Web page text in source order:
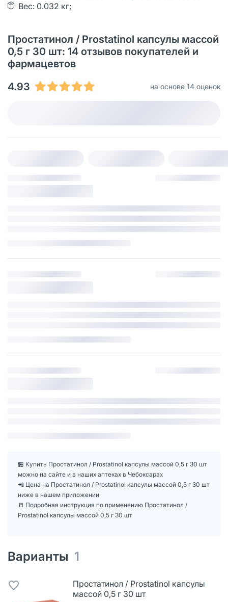
Вес: 0.032 кг;
Простатинол / Prostatinol капсулы массой
0,5 г 30 шт: 14 отзывов покупателей и
фармацевтов
4.93
на основе 14 оценок
🏪 Купить Простатинол / Prostatinol капсулы массой 0,5 г 30 шт
можно на сайте и в наших аптеках в Чебоксарах
📲 Цена на Простатинол / Prostatinol капсулы массой 0,5 г 30 шт
ниже в нашем приложении
📒 Подробная инструкция по применению Простатинол /
Prostatinol капсулы массой 0,5 г 30 шт
Варианты 1
Простатинол / Prostatinol капсулы
массой 0,5 г 30 шт